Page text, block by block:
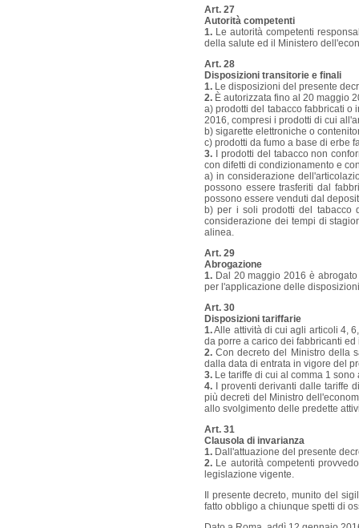
Art. 27
Autorità competenti
1. Le autorità competenti
della salute ed il Ministero
Art. 28
Disposizioni transitorie e finali
1. Le disposizioni del presente
2. È autorizzata fino al 20 maggio
a) prodotti del tabacco fabbricati o
2016, compresi i prodotti di cui
b) sigarette elettroniche o
c) prodotti da fumo a base di erbe
3. I prodotti del tabacco non
con difetti di condizionamento e
a) in considerazione
possono essere trasferiti dal
possono essere venduti dal
b) per i soli prodotti del tabacco
considerazione dei tempi di
alinea.
Art. 29
Abrogazione
1. Dal 20 maggio 2016 è
per l'applicazione delle
Art. 30
Disposizioni tariffarie
1.Alle attività di cui agli articoli 4,
da porre a carico dei fabbricanti
2. Con decreto del Ministro della
dalla data di entrata in vigore del
3. Le tariffe di cui al comma 1
4. I proventi derivanti dalle tariffe
più decreti del Ministro
allo svolgimento delle predette
Art. 31
Clausola di invarianza
1. Dall'attuazione del presente
2. Le autorità competenti
legislazione vigente.
Il presente decreto, munito del
fatto obbligo a chiunque spetti di